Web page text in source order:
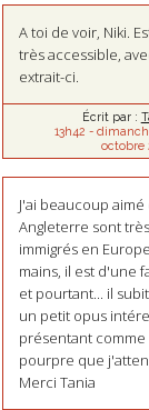
A toi de voir, Niki.
très accessible,
extrait-ci.
Écrit par :
13h42 -
octobre
J'ai beaucoup
Angleterre sont
immigrés en
mains, il est d'une
et pourtant... il
un petit opus
présentant
pourpre que
Merci Tania